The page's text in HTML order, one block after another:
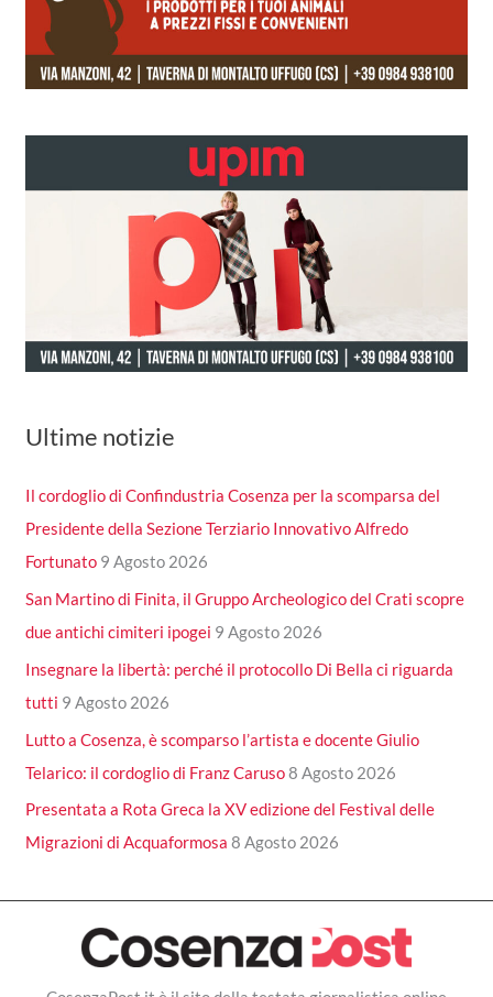
Ultime notizie
Il cordoglio di Confindustria Cosenza per la scomparsa del
Presidente della Sezione Terziario Innovativo Alfredo
Fortunato 9 Agosto 2026
San Martino di Finita, il Gruppo Archeologico del Crati scopre
due antichi cimiteri ipogei 9 Agosto 2026
Insegnare la libertà: perché il protocollo Di Bella ci riguarda
tutti 9 Agosto 2026
Lutto a Cosenza, è scomparso l’artista e docente Giulio
Telarico: il cordoglio di Franz Caruso8 Agosto 2026
Presentata a Rota Greca la XV edizione del Festival delle
Migrazioni di Acquaformosa 8 Agosto 2026